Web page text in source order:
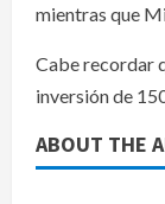
mientras que
Cabe recordar
inversión de
ABOUT THE